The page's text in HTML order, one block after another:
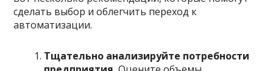
сделать выбор и облегчить переход к
автоматизации.
Тщательно анализируйте потребности